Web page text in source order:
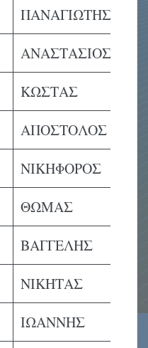
ΠΑΝΑΓΙΩΤΗΣ
ΑΝΑΣΤΑΣΙΟΣ
ΚΩΣΤΑΣ
ΑΠΟΣΤΟΛΟΣ
ΝΙΚΗΦΟΡΟΣ
ΘΩΜΑΣ
ΒΑΓΓΕΛΗΣ
ΝΙΚΗΤΑΣ
ΙΩΑΝΝΗΣ